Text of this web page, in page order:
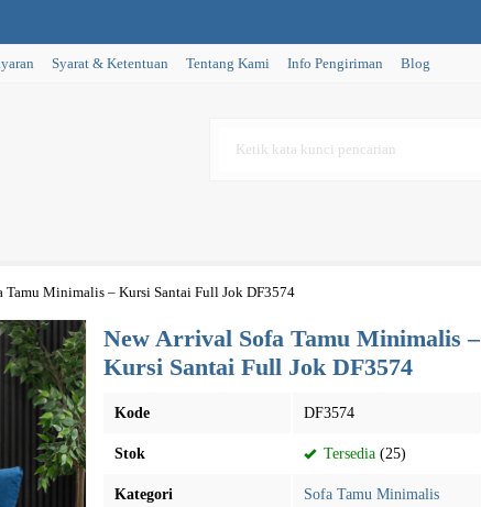
Syarat & Ketentuan Tentang Kami Info Pengiriman Blog
Tamu Minimalis – Kursi Santai Full Jok DF3574
New Arrival Sofa Tamu Minimalis –
Kursi Santai Full Jok DF3574
Kode DF3574
Stok Tersedia (25)
Kategori Sofa Tamu Minimalis